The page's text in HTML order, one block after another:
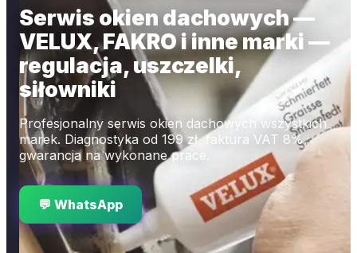
Serwis okien dachowych —
VELUX, FAKRO i inne marki —
regulacja, uszczelki,
siłowniki
Profesjonalny serwis okien dachowych wszystkich
marek. Diagnostyka od 199 zł, faktura VAT 8%,
gwarancja na wykonane prace.
💬 WhatsApp